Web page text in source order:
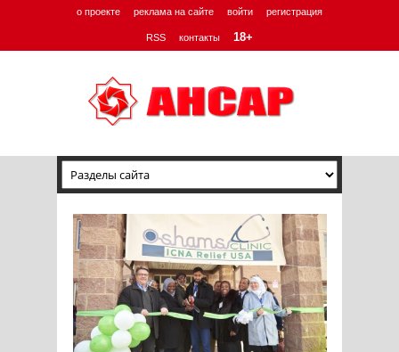
о проекте реклама на сайте войти регистрация
RSS контакты 18+